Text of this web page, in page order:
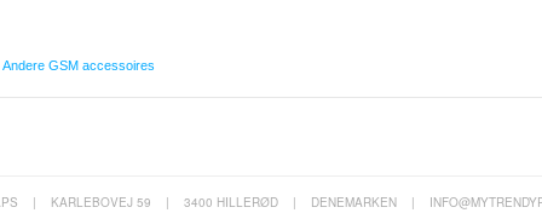
Andere GSM accessoires
| KARLEBOVEJ 59 | 3400 HILLERØD | DENEMARKEN |